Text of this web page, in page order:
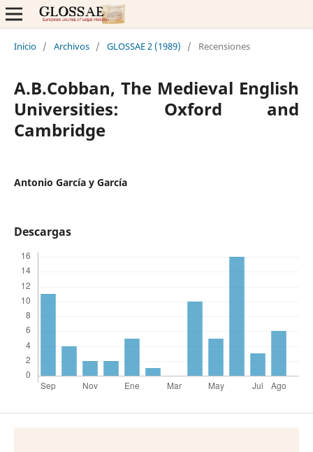
Inicio / Archivos / GLOSSAE 2 (1989) / Recensiones
A.B.Cobban, The Medieval English
Universities: Oxford and
Cambridge
Antonio García y García
Descargas